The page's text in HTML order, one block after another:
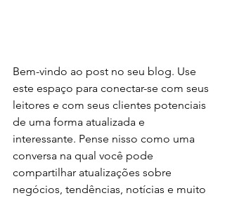
Bem-vindo ao post no seu blog. Use
este espaço para conectar-se com seus
leitores e com seus clientes potenciais
de uma forma atualizada e
interessante. Pense nisso como uma
conversa na qual você pode
compartilhar atualizações sobre
negócios, tendências, notícias e muito